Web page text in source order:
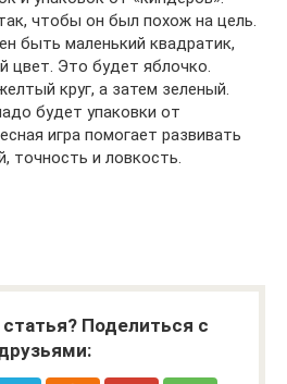
чтобы он был похож на цель.
быть маленький квадратик,
цвет. Это будет яблочко.
круг, а затем зеленый.
будет упаковки от
игра помогает развивать
точность и ловкость.
Поделиться с